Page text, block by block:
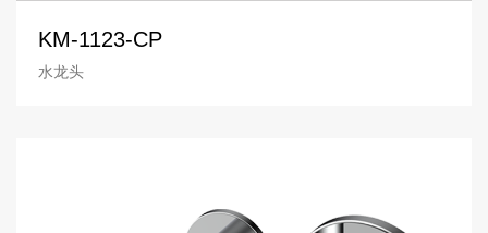
KM-1123-CP
水龙头